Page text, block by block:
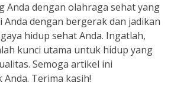
Anda dengan olahraga sehat yang
Anda dengan bergerak dan jadikan
hidup sehat Anda. Ingatlah,
kunci utama untuk hidup yang
Semoga artikel ini
Terima kasih!